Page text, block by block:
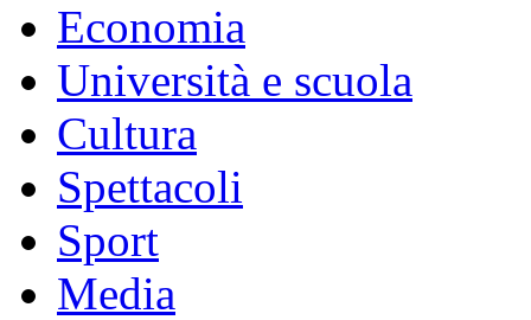
Economia
Università e scuola
Cultura
Spettacoli
Sport
Media